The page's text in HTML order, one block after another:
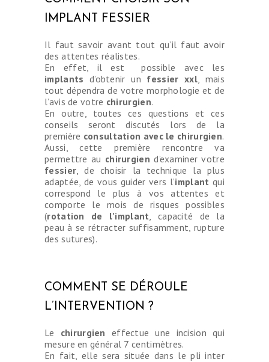
IMPLANT FESSIER
Il faut savoir avant tout qu’il faut avoir
des attentes réalistes.
En effet, il est possible avec les
implants d’obtenir un fessier xxl, mais
tout dépendra de votre morphologie et de
l’avis de votre chirurgien.
En outre, toutes ces questions et ces
conseils seront discutés lors de la
première consultation avec le chirurgien.
Aussi, cette première rencontre va
permettre au chirurgien d’examiner votre
fessier , de choisir la technique la plus
adaptée, de vous guider vers l’implant qui
correspond le plus à vos attentes et
comporte le mois de risques possibles
(rotation de l’implant , capacité de la
peau à se rétracter suffisamment, rupture
des sutures).
COMMENT SE DÉROULE
L’INTERVENTION ?
Le chirurgien effectue une incision qui
mesure en général 7 centimètres.
En fait, elle sera située dans le pli inter